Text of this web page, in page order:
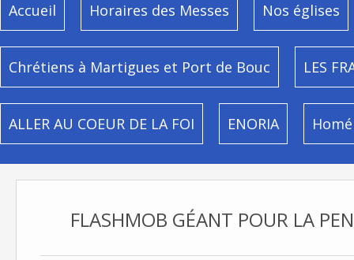
Accueil Horaires des Messes Nos églises
Chrétiens à Martigues et Port de Bouc LES
ALLER AU COEUR DE LA FOI ENORIA
FLASHMOB GÉANT POUR LA